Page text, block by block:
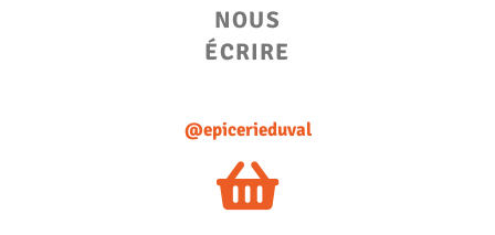
NOUS
ÉCRIRE
@epicerieduval